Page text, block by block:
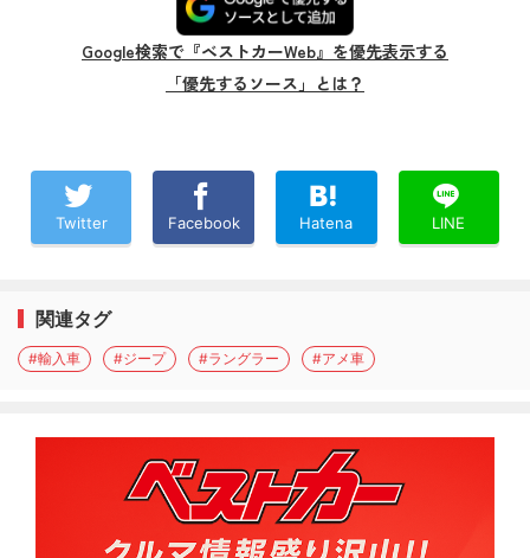
Google検索で『ベストカーWeb』を優先表示する
「優先するソース」とは？
Twitter Facebook Hatena LINE
関連タグ
#輸入車 #ジープ #ラングラー #アメ車